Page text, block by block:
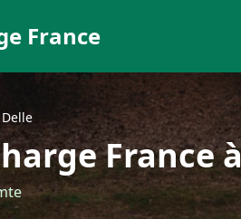
France
Delle
France